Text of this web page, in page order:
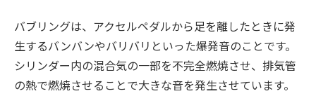
バブリングは、アクセルペダルから足を離したときに発
生するバンバンやバリバリといった爆発音のことです。
シリンダー内の混合気の一部を不完全燃焼させ、排気管
の熱で燃焼させることで大きな音を発生させています。